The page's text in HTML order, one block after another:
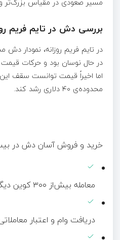
بررسی دش در تایم‌ فریم
در تایم‌ فریم روزانه، نمودار دش
در حال نوسان بود و حرکات
اما اخیراً قیمت توانست سقف این
محدوده‌ی ۴۰ دلاری رشد کند.
خرید و فروش آسان دش‌ در
معامله بیش‌از ۳۰۰ کوین دیگر
دریافت وام و اعتبار